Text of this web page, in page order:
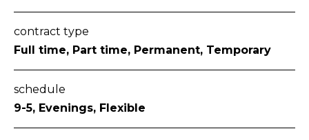
contract type
Full time, Part time, Permanent, Temporary
schedule
9-5, Evenings, Flexible